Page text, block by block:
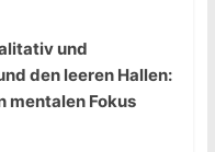
und
den leeren Hallen:
mentalen Fokus